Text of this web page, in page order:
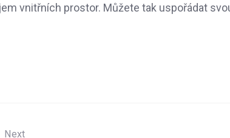
vnitřních prostor. Můžete tak uspořádat
Next